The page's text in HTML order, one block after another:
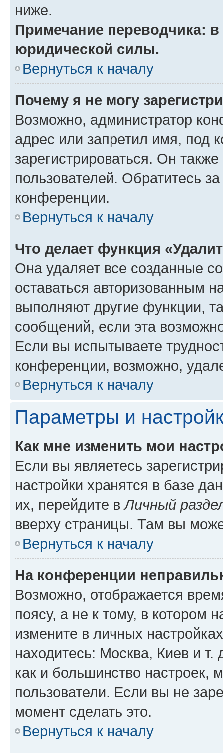
ниже.
Примечание переводчика:
юридической силы.
Вернуться к началу
Почему я не могу
Возможно, администратор
адрес или запретил имя, под
зарегистрироваться. Он
пользователей. Обратитесь
конференции.
Вернуться к началу
Что делает функция
Она удаляет все созданные
оставаться авторизованным
выполняют другие функции,
сообщений, если эта
Если вы испытываете
конференции, возможно,
Вернуться к началу
Параметры и
Как мне изменить мои
Если вы являетесь
настройки хранятся в базе
их, перейдите вЛичный
вверху страницы. Там вы
Вернуться к началу
На конференции
Возможно, отображается
поясу, а не к тому, в котором
измените в личных
находитесь: Москва, Киев и т.
как и большинство настроек,
пользователи. Если вы не
момент сделать это.
Вернуться к началу